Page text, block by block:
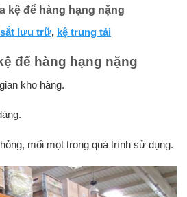
kệ để hàng hạng nặng
lưu trữ, kệ trung tải
để hàng hạng nặng
kho hàng.
mối mọt trong quá trình sử dụng.